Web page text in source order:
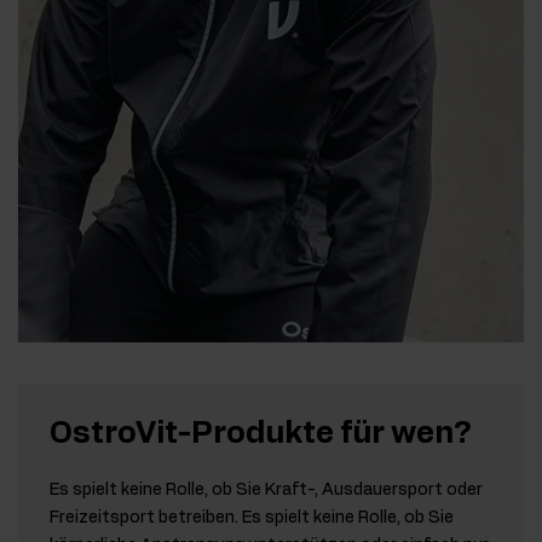
OstroVit-Produkte für wen?
Es spielt keine Rolle, ob Sie Kraft-, Ausdauersport oder
Freizeitsport betreiben. Es spielt keine Rolle, ob Sie